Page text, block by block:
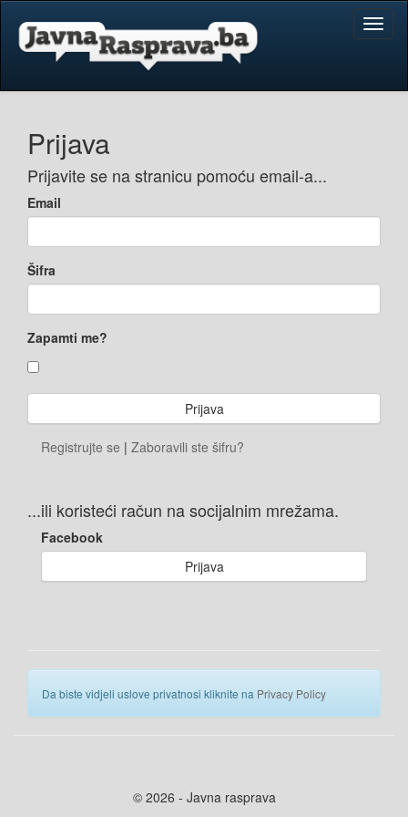
Prijava
Prijavite se na stranicu pomoću email-a...
Email
Šifra
Zapamti me?
Registrujte se | Zaboravili ste šifru?
...ili koristeći račun na socijalnim mrežama.
Facebook
Prijava
Da biste vidjeli uslove privatnosi kliknite na Privacy Policy
© 2026 - Javna rasprava